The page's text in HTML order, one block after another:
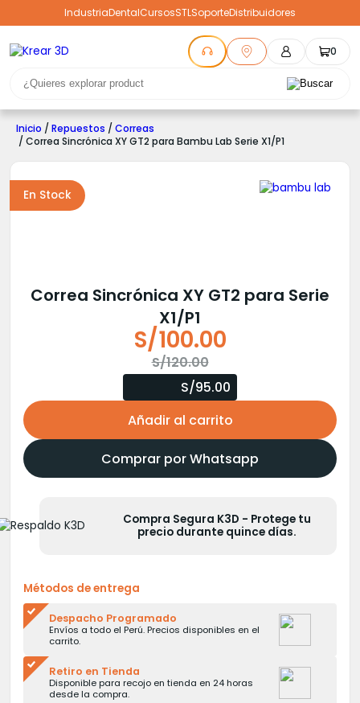
IndustriaDentalCursosSTLSoporteDistribuidores
0
Inicio / Repuestos / Correas
/ Correa Sincrónica XY GT2 para Bambu Lab Serie X1/P1
En Stock
Correa Sincrónica XY GT2 para Serie
X1/P1
S/120.00
original
era:
S/120.00.
S/100.00
actual
es:
S/100.00.
S/95.00
Añadir al carrito
Comprar por Whatsapp
Compra Segura K3D - Protege tu
precio durante quince días.
Métodos de entrega
Despacho Programado
Envíos a todo el Perú. Precios disponibles en el
carrito.
Retiro en Tienda
Disponible para recojo en tienda en 24 horas
desde la compra.